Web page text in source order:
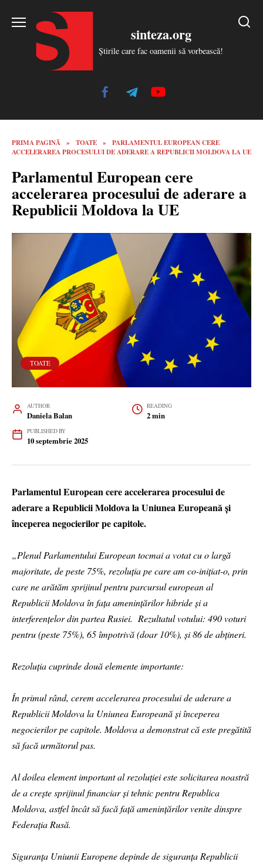
sinteza.org
Știrile care fac oamenii să vorbească!
PRIMA PAGINĂ » TOATE »
PARLAMENTUL EUROPEAN CERE
ACCELERAREA PROCESULUI DE ADERARE A REPUBLICII MOLDOVA LA UE
Parlamentul European cere
accelerarea procesului de aderare a
Republicii Moldova la UE
TOATE
AUTHOR
Daniela Balan
READING
2 min
PUBLISHED BY
10 septembrie 2025
Parlamentul European cere accelerarea procesului de
aderare a Republicii Moldova la Uniunea Europeană și
începerea negocierilor pe capitole.
„Plenul Parlamentului European tocmai a votat cu o largă
majoritate, de peste 75%, rezoluția pe care am co-inițiat-o, prin
care ne arătăm sprijinul pentru parcursul european al
Republicii Moldova în fața amenințărilor hibride și a
interferențelor din partea Rusiei. Rezultatul votului: 490 voturi
pentru (peste 75%), 65 împotrivă (doar 10%), și 86 de abțineri.
Rezoluția cuprinde două elemente importante:
În primul rând, cerem accelerarea procesului de aderare a
Republicii Moldova la Uniunea Europeană și începerea
negocierilor pe capitole. Moldova a demonstrat că este pregătită
să facă următorul pas.
Al doilea element important al rezoluției este solicitarea noastră
de a crește sprijinul financiar și tehnic pentru Republica
Moldova, astfel încât să facă față amenințărilor venite dinspre
Federația Rusă.
Siguranța Uniunii Europene depinde de siguranța Republicii